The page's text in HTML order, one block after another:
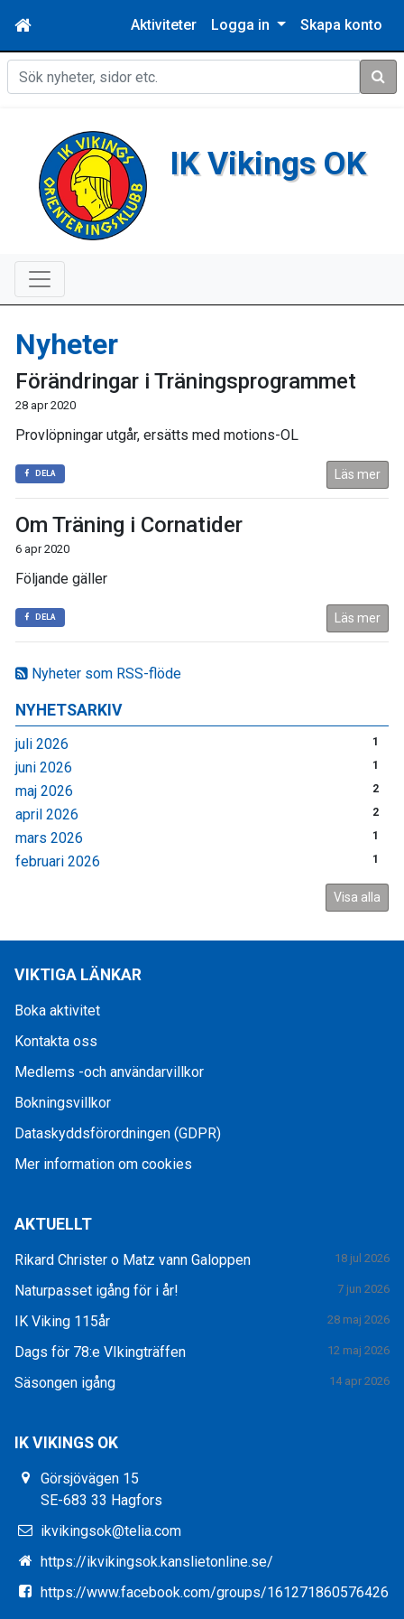
Aktiviteter Logga in Skapa konto
Sök
IK Vikings OK
Nyheter som RSS-flöde
NYHETSARKIV
juli 2026 1
juni 2026 1
maj 2026 2
april 2026 2
mars 2026 1
februari 2026 1
Visa alla
Nyheter
Förändringar i Träningsprogrammet
28 apr 2020
Provlöpningar utgår, ersätts med motions-OL
DELA Läs mer
Om Träning i Cornatider
6 apr 2020
Följande gäller
DELA Läs mer
VIKTIGA LÄNKAR
Boka aktivitet
Kontakta oss
Medlems -och användarvillkor
Bokningsvillkor
Dataskyddsförordningen (GDPR)
Mer information om cookies
AKTUELLT
Rikard Christer o Matz vann Galoppen 18 jul 2026
Naturpasset igång för i år! 7 jun 2026
IK Viking 115år 28 maj 2026
Dags för 78:e VIkingträffen 12 maj 2026
Säsongen igång 14 apr 2026
IK VIKINGS OK
Görsjövägen 15
SE-683 33 Hagfors
ikvikingsok@telia.com
https://ikvikingsok.kanslietonline.se/
https://www.facebook.com/groups/161271860576426